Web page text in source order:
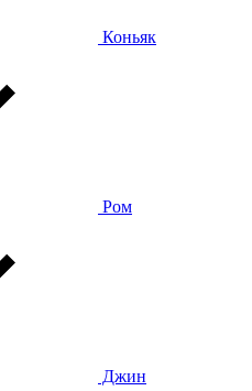
Коньяк
Ром
Джин